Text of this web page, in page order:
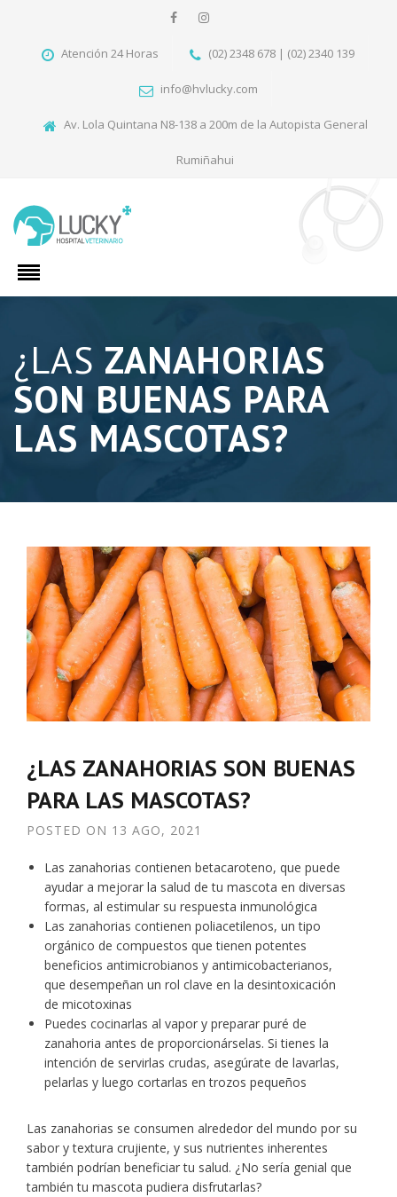
Atención 24 Horas (02) 2348 678 | (02) 2340 139
info@hvlucky.com
Av. Lola Quintana N8-138 a 200m de la Autopista General
Rumiñahui
¿LAS ZANAHORIAS
SON BUENAS PARA
LAS MASCOTAS?
¿LAS ZANAHORIAS SON BUENAS
PARA LAS MASCOTAS?
POSTED ON 13 AGO, 2021
Las zanahorias contienen betacaroteno, que puede
ayudar a mejorar la salud de tu mascota en diversas
formas, al estimular su respuesta inmunológica
Las zanahorias contienen poliacetilenos, un tipo
orgánico de compuestos que tienen potentes
beneficios antimicrobianos y antimicobacterianos,
que desempeñan un rol clave en la desintoxicación
de micotoxinas
Puedes cocinarlas al vapor y preparar puré de
zanahoria antes de proporcionárselas. Si tienes la
intención de servirlas crudas, asegúrate de lavarlas,
pelarlas y luego cortarlas en trozos pequeños
Las zanahorias se consumen alrededor del mundo por su
sabor y textura crujiente, y sus nutrientes inherentes
también podrían beneficiar tu salud. ¿No sería genial que
también tu mascota pudiera disfrutarlas?